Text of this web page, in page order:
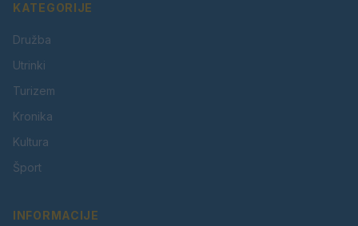
KATEGORIJE
Družba
Utrinki
Turizem
Kronika
Kultura
Šport
INFORMACIJE